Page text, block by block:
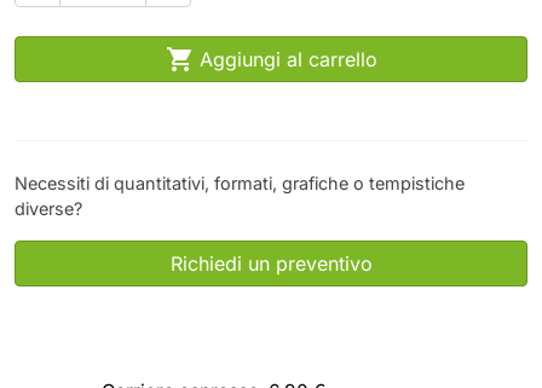
 Aggiungi al carrello
Necessiti di quantitativi, formati, grafiche o tempistiche
diverse?
Richiedi un preventivo